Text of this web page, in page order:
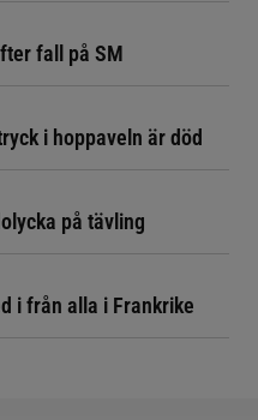
fall på SM
i hoppaveln är död
på tävling
i från alla i Frankrike